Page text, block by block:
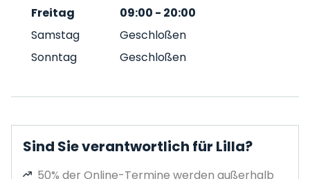
Freitag
09:00 - 20:00
Samstag
Geschloßen
Sonntag
Geschloßen
Sind Sie verantwortlich für Lilla?
50% der Online-Termine werden außerhalb